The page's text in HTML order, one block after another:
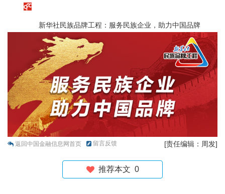
新华社民族品牌工程：服务民族企业，助力中国品牌
返回中国金融信息网首页 留言反馈 [责任编辑：周发]
推荐本文 0